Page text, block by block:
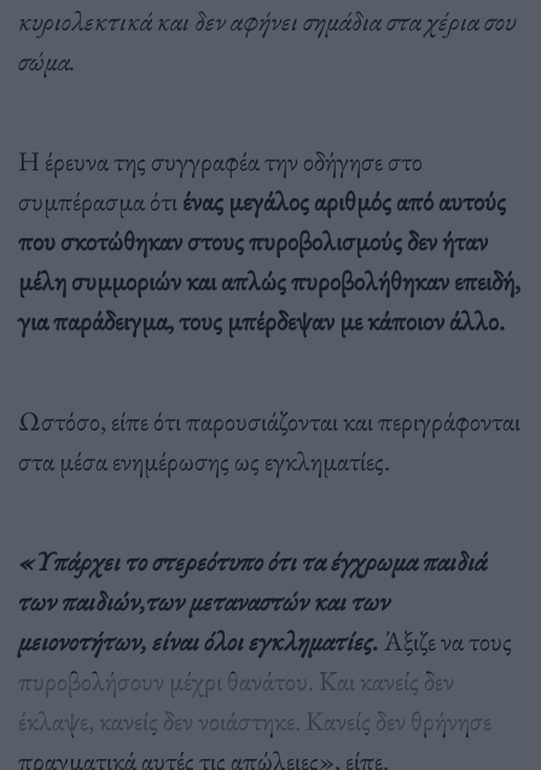
κυριολεκτικά και δεν αφήνει σημάδια στα χέρια σου
σώμα.
Η έρευνα της συγγραφέα την οδήγησε στο
συμπέρασμα ότιένας μεγάλος αριθμός από αυτούς
που σκοτώθηκαν στους πυροβολισμούς δεν ήταν
μέλη συμμοριών και απλώς πυροβολήθηκαν επειδή,
για παράδειγμα, τους μπέρδεψαν με κάποιον άλλο.
Ωστόσο, είπε ότι παρουσιάζονται και περιγράφονται
στα μέσα ενημέρωσης ως εγκληματίες.
«Υπάρχει το στερεότυπο ότι τα έγχρωμα παιδιά
των παιδιών,των μεταναστών και των
μειονοτήτων, είναι όλοι εγκληματίες.Άξιζε να τους
πυροβολήσουν μέχρι θανάτου. Και κανείς δεν
έκλαψε, κανείς δεν νοιάστηκε. Κανείς δεν θρήνησε
πραγματικά αυτές τις απώλειες», είπε.